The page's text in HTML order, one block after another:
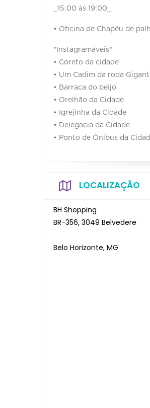
_15:00 às 19:00_
• Oficina de Chapéu de
*Instagramáveis*
• Coreto da cidade
• ⁠Um Cadim da roda
• ⁠Barraca do beijo
• ⁠Orelhão da Cidade
• ⁠Igrejinha da Cidade
• ⁠Delegacia da Cidade
• ⁠Ponto de Ônibus da
LOCALIZAÇÃO
BH Shopping
BR-356, 3049 Belvedere
Belo Horizonte, MG